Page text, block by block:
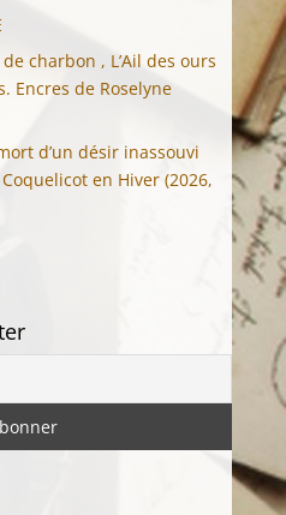
charbon , L’Ail des ours
Encres de Roselyne
d’un désir inassouvi
en Hiver (2026,